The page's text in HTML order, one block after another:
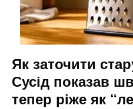
Як заточити
Сусід показав
тепер ріже як